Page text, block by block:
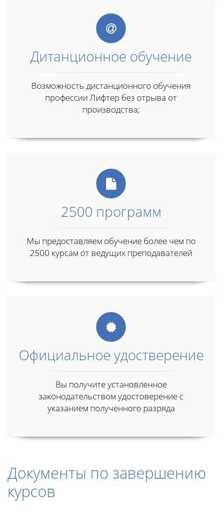
Дитанционное обучение
Возможность дистанционного обучения
профессии Лифтер без отрыва от
производства;
2500 программ
Мы предоставляем обучение более чем по
2500 курсам от ведущих преподавателей
Официальное удостверение
Вы получите установленное
законодательством удостоверение с
указанием полученного разряда
Документы по завершению
курсов